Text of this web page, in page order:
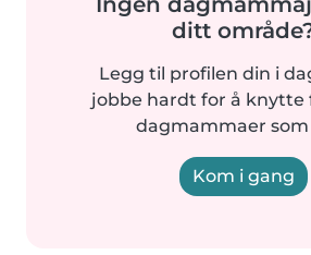
ditt
Legg til profilen din i
jobbe hardt for å knytte
dagmammaer som
Kom i gang